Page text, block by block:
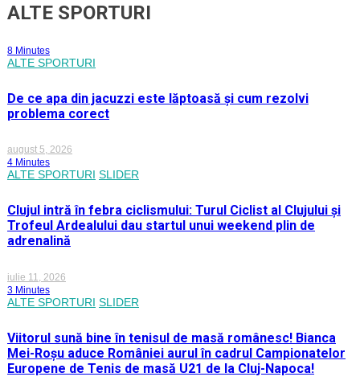
ALTE SPORTURI
8 Minutes
ALTE SPORTURI
De ce apa din jacuzzi este lăptoasă și cum rezolvi
problema corect
august 5, 2026
4 Minutes
ALTE SPORTURI SLIDER
Clujul intră în febra ciclismului: Turul Ciclist al Clujului și
Trofeul Ardealului dau startul unui weekend plin de
adrenalină
iulie 11, 2026
3 Minutes
ALTE SPORTURI SLIDER
Viitorul sună bine în tenisul de masă românesc! Bianca
Mei-Roșu aduce României aurul în cadrul Campionatelor
Europene de Tenis de masă U21 de la Cluj-Napoca!